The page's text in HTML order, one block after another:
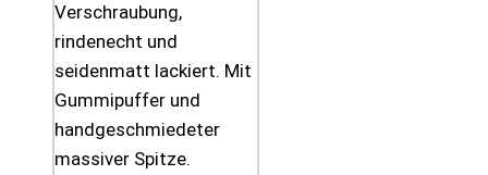
Verschraubung,
rindenecht und
seidenmatt lackiert. Mit
Gummipuffer und
handgeschmiedeter
massiver Spitze.